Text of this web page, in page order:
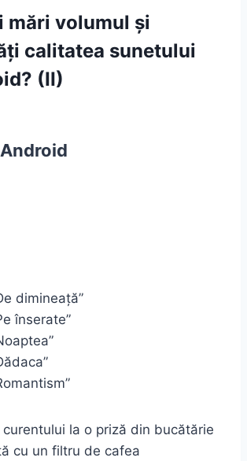
mări volumul și
calitatea sunetului
(II)
dimineață”
înserate”
curentului la o priză din bucătărie
cu un filtru de cafea